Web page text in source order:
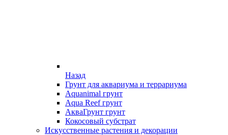
Назад
Грунт для аквариума и террариума
Aquanimal грунт
Aqua Reef грунт
АкваГрунт грунт
Кокосовый субстрат
Искусственные растения и декорации